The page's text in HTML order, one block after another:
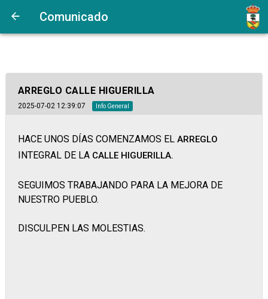
Comunicado
ARREGLO CALLE HIGUERILLA
2025-07-02 12:39:07 Info General
HACE UNOS DÍAS COMENZAMOS EL ARREGLO
INTEGRAL DE LA CALLE HIGUERILLA.
SEGUIMOS TRABAJANDO PARA LA MEJORA DE
NUESTRO PUEBLO.
DISCULPEN LAS MOLESTIAS.